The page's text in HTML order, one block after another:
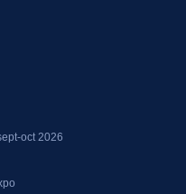
oct 2026